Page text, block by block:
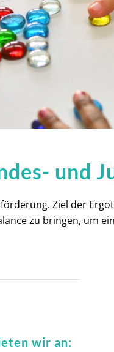
und
Ziel der
zu bringen, um
wir an: